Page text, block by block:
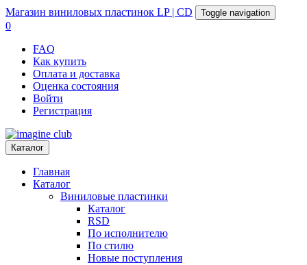
Магазин виниловых пластинок LP | CD Toggle navigation
0
FAQ
Как купить
Оплата и доставка
Оценка состояния
Войти
Регистрация
Каталог
Главная
Каталог
Виниловые пластинки
Каталог
RSD
По исполнителю
По стилю
Новые поступления